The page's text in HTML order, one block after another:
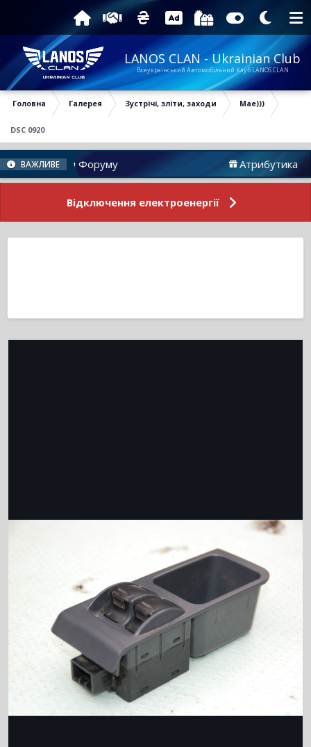
LANOS CLAN - Ukrainian Club
Всеукраїнський Автомобільний Клуб LANOS CLAN
Головна Галерея Зустрічі, зліти, заходи Мае)))
DSC 0920
ВАЖЛИВЕ
Новини Форуму Атрибутика
Відключення електроенергії